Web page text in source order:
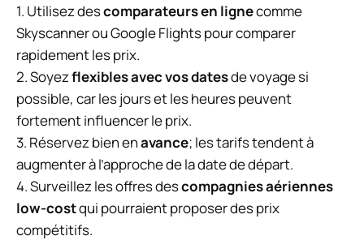
1. Utilisez descomparateurs en lignecomme
Skyscanner ou Google Flights pour comparer
rapidement les prix.
2. Soyezflexibles avec vos datesde voyage si
possible, car les jours et les heures peuvent
fortement influencer le prix.
3. Réservez bien enavance; les tarifs tendent à
augmenter à l’approche de la date de départ.
4. Surveillez les offres descompagnies aériennes
low-costqui pourraient proposer des prix
compétitifs.